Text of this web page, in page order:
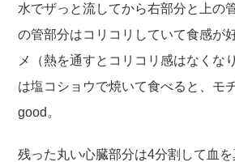
水でザっと流してから右部分と上の
の管部分はコリコリしていて食感が
メ（熱を通すとコリコリ感はなくな
は塩コショウで焼いて食べると、モ
good。
残った丸い心臓部分は4分割して血